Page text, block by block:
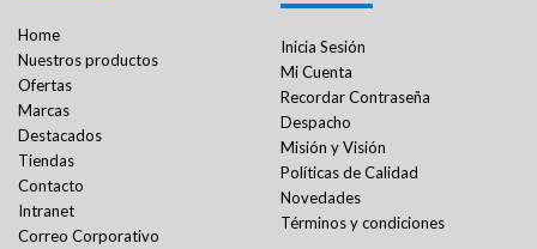
Home
Nuestros productos
Ofertas
Marcas
Destacados
Tiendas
Contacto
Intranet
Correo Corporativo
Inicia Sesión
Mi Cuenta
Recordar Contraseña
Despacho
Misión y Visión
Políticas de Calidad
Novedades
Términos y condiciones